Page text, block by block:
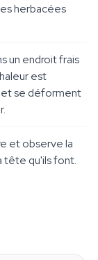
herbacées
un endroit frais
est
et se déforment
et observe la
tête qu'ils font.